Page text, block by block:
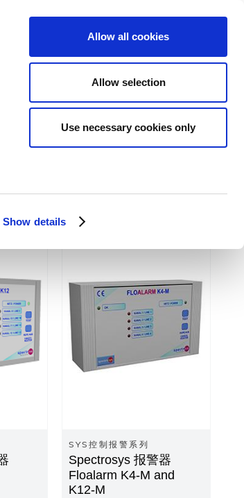
Show details
Allow all cookies
Allow selection
Use necessary cookies only
SYS控制报警系列
Spectrosys 报警器
Floalarm K4-M and
K12-M